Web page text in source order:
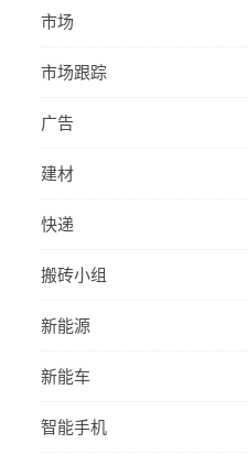
市场
市场跟踪
广告
建材
快递
搬砖小组
新能源
新能车
智能手机